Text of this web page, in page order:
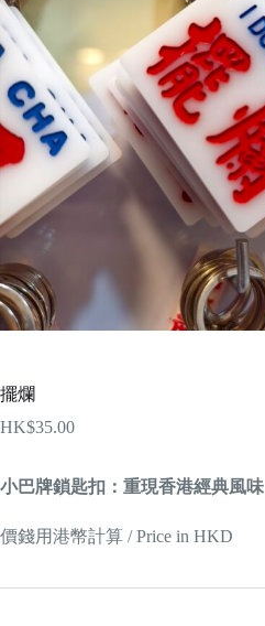
擺爛
HK$35.00
小巴牌鎖匙扣：重現香港經典風味
價錢用港幣計算 / Price in HKD